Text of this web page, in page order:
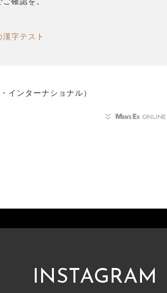
漢字テスト
インターナショナル）
INSTAGRAM